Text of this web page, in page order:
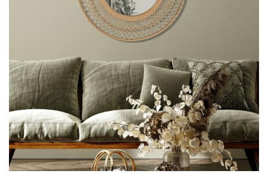
De kunst van Leven
ART DE VIVRE